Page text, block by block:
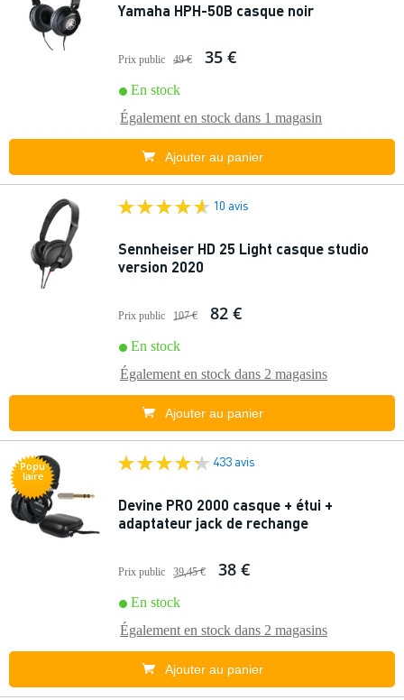
Yamaha HPH-50B casque noir
Prix public 49 € 35 €
En stock
Également en stock dans 1 magasin
Ajouter au panier
10 avis
Sennheiser HD 25 Light casque studio
version 2020
Prix public 107 € 82 €
En stock
Également en stock dans 2 magasins
Ajouter au panier
Popu
laire
433 avis
Devine PRO 2000 casque + étui +
adaptateur jack de rechange
Prix public 39,45 € 38 €
En stock
Également en stock dans 2 magasins
Ajouter au panier